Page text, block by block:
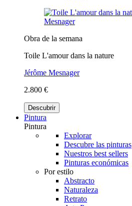
Obra de la semana
Toile L'amour dans la nature
Jérôme Mesnager
2.800 €
Descubrir
Pintura
Pintura
Explorar
Descubre las pinturas
Nuestros best sellers
Pinturas económicas
Por estilo
Abstracto
Naturaleza
Retrato